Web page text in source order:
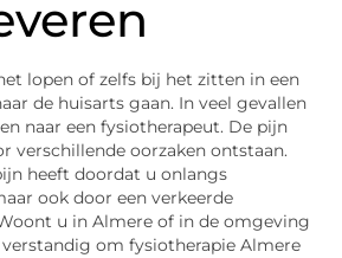
lopen of zelfs bij het zitten in een
de huisarts gaan. In veel gevallen
naar een fysiotherapeut. De pijn
verschillende oorzaken ontstaan.
heeft doordat u onlangs
ook door een verkeerde
u in Almere of in de omgeving
verstandig om fysiotherapie Almere